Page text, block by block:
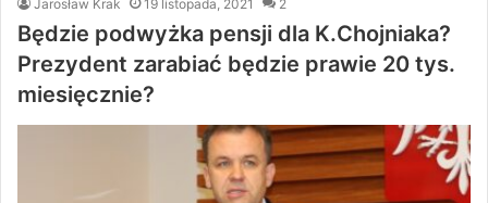
Jarosław Krak 19 listopada, 2021 2
Będzie podwyżka pensji dla K.Chojniaka?
Prezydent zarabiać będzie prawie 20 tys.
miesięcznie?